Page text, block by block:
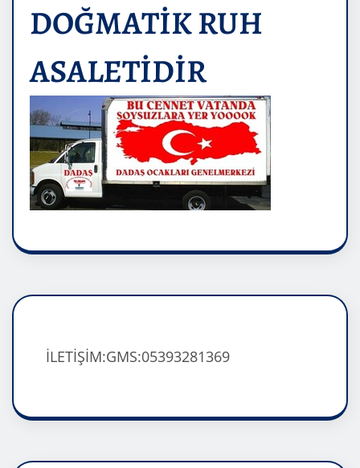
DOĞMATİK RUH
ASALETİDİR
İLETİŞİM:GMS:05393281369